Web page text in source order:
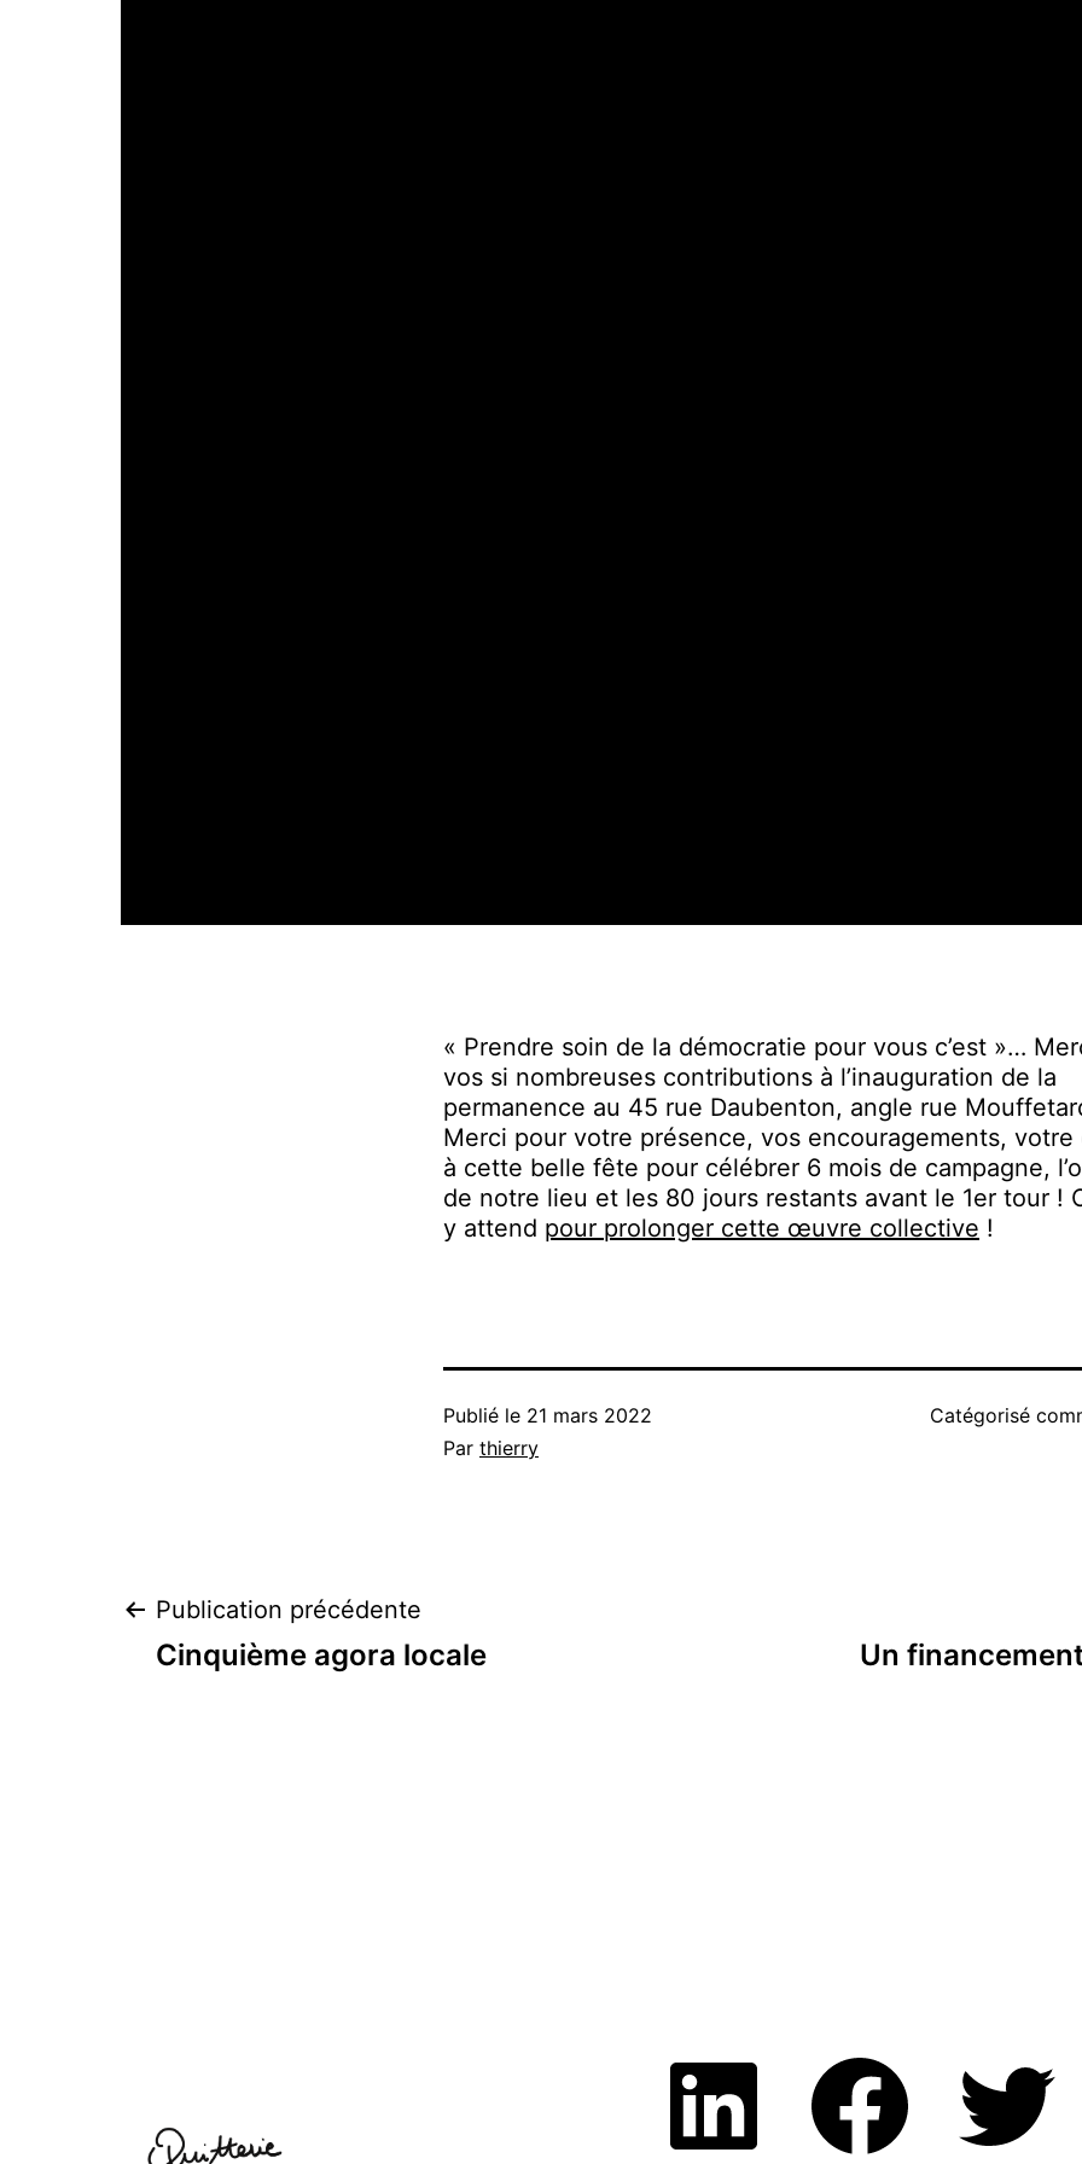
« Prendre soin de la démocratie pour vous c’est »…
vos si nombreuses contributions à l’inauguration de la
permanence au 45 rue Daubenton, angle rue
Merci pour votre présence, vos encouragements, votre
à cette belle fête pour célébrer 6 mois de campagne,
de notre lieu et les 80 jours restants avant le 1er tour !
y attend pour prolonger cette œuvre collective !
Publié le 21 mars 2022
Par thierry
Catégorisé
Navigation
Publication précédente
Cinquième agora locale Un